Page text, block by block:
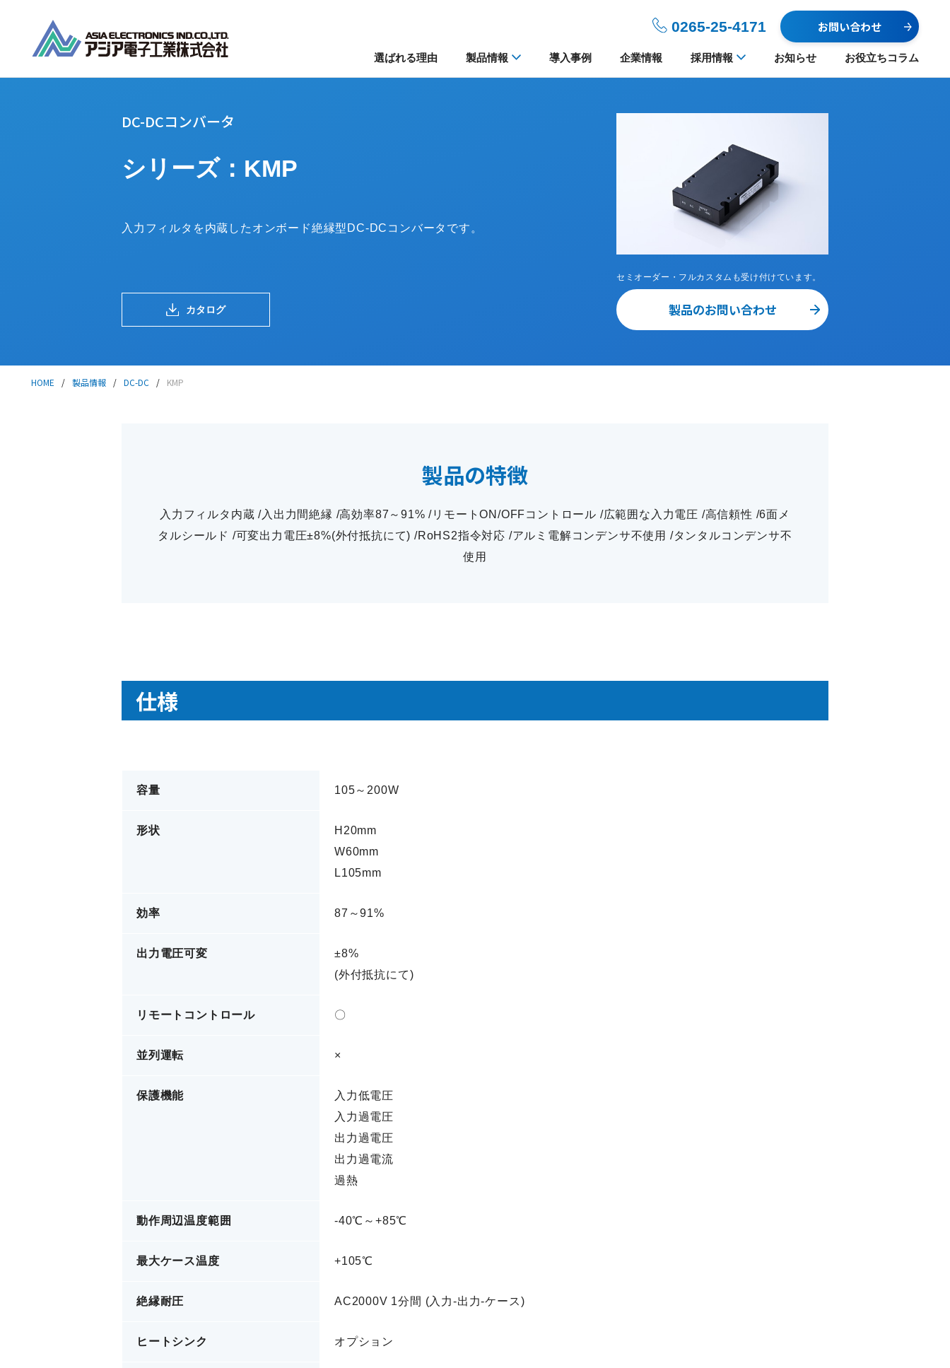
0265-25-4171 お問い合わせ
選ばれる理由 製品情報 導入事例 企業情報 採用情報 お知らせ お役立ちコラム
DC-DCコンバータ
シリーズ：KMP
入力フィルタを内蔵したオンボード絶縁型DC-DCコンバータです。
カタログ
セミオーダー・フルカスタムも受け付けています。
製品のお問い合わせ
HOME / 製品情報 / DC-DC / KMP
製品の特徴
入力フィルタ内蔵 /入出力間絶縁 /高効率87～91% /リモートON/OFFコントロール /広範囲な入力電圧 /高信頼性 /6面メ
タルシールド /可変出力電圧±8%(外付抵抗にて) /RoHS2指令対応 /アルミ電解コンデンサ不使用 /タンタルコンデンサ不
使用
仕様
容量 105～200W
形状
H20mm
W60mm
L105mm
効率 87～91%
出力電圧可変
±8%
(外付抵抗にて)
リモートコントロール 〇
並列運転 ×
保護機能
入力低電圧
入力過電圧
出力過電圧
出力過電流
過熱
動作周辺温度範囲 -40℃～+85℃
最大ケース温度 +105℃
絶縁耐圧 AC2000V 1分間 (入力-出力-ケース)
ヒートシンク オプション